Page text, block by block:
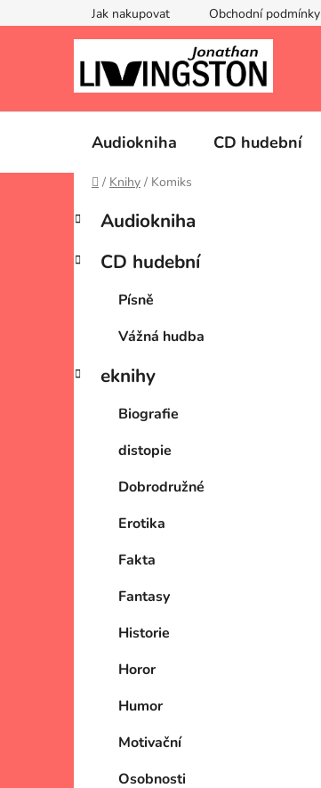
na
Jak nakupovat Obchodní podmínky
Audiokniha CD hudební
Domů
/ Knihy / Komiks
P
s
n
Přeskočit
kategorie
K
a
e
e
Audiokniha
CD hudební
Písně
Vážná hudba
eknihy
Biografie
distopie
Dobrodružné
Erotika
Fakta
Fantasy
Historie
Horor
Humor
Motivační
Osobnosti